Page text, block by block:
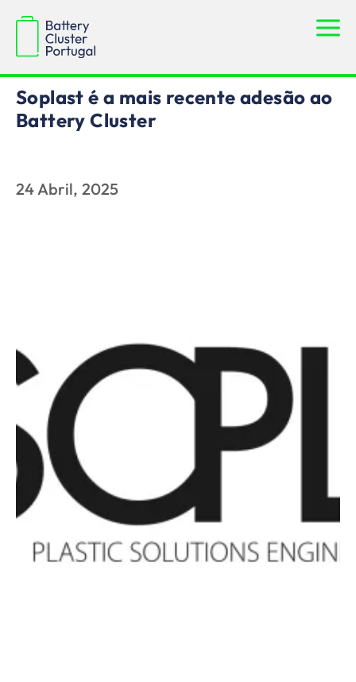
Notícias
Soplast é a mais recente adesão ao
Battery Cluster
24 Abril, 2025